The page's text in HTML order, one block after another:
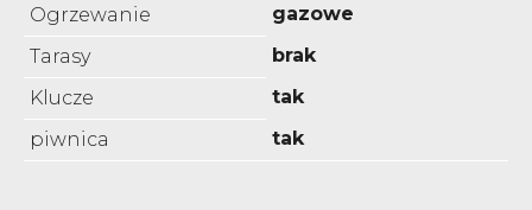
Ogrzewanie
gazowe
Tarasy
brak
Klucze
tak
piwnica
tak